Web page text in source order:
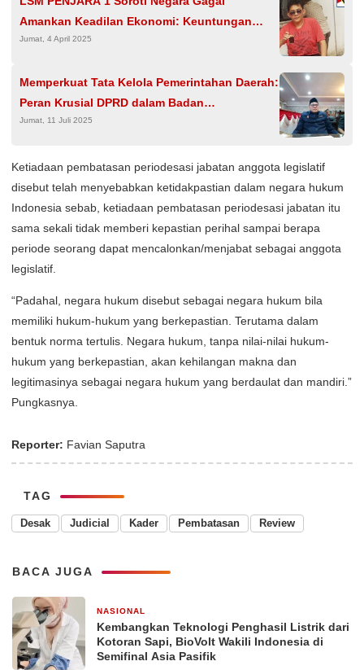
Amankan Keadilan Ekonomi: Keuntungan
Triliunan dari Tambang Batubara Menguap ke
Jumat, 4 April 2025
Memperkuat Tata Kelola Pemerintahan Daerah:
Peran Krusial DPRD dalam Badan
Pertimbangan Jabatan dan Kepangkatan
Jumat, 11 Juli 2025
Ketiadaan pembatasan periodesasi jabatan anggota legislatif
disebut telah menyebabkan ketidakpastian dalam negara hukum
Indonesia sebab, ketiadaan pembatasan periodesasi jabatan itu
sama sekali tidak memberi kepastian perihal sampai berapa
periode seorang dapat mencalonkan/menjabat sebagai anggota
legislatif.
“Padahal, negara hukum disebut sebagai negara hukum bila
memiliki hukum-hukum yang berkepastian. Terutama dalam
bentuk norma tertulis. Negara hukum, tanpa nilai-nilai hukum-
hukum yang berkepastian, akan kehilangan makna dan
legitimasinya sebagai negara hukum yang berdaulat dan mandiri.”
Pungkasnya.
Reporter: Favian Saputra
TAG
Desak Judicial Kader Pembatasan Review
BACA JUGA
NASIONAL
Kembangkan Teknologi Penghasil Listrik dari
Kotoran Sapi, BioVolt Wakili Indonesia di
Semifinal Asia Pasifik